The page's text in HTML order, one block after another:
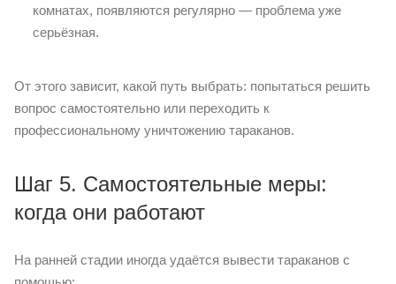
комнатах, появляются регулярно — проблема уже
серьёзная.
От этого зависит, какой путь выбрать: попытаться решить
вопрос самостоятельно или переходить к
профессиональному уничтожению тараканов.
Шаг 5. Самостоятельные меры:
когда они работают
На ранней стадии иногда удаётся вывести тараканов с